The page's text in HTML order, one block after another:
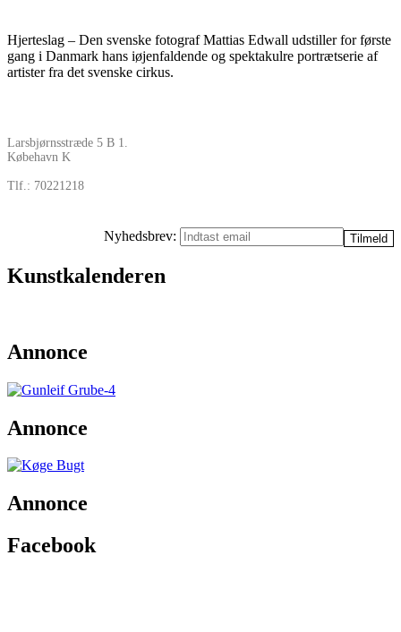
Hjerteslag – Den svenske fotograf Mattias Edwall udstiller for første
gang i Danmark hans iøjenfaldende og spektakulre portrætserie af
artister fra det svenske cirkus.
Larsbjørnsstræde 5 B 1.
Købehavn K
Tlf.: 70221218
Nyhedsbrev:
Kunstkalenderen
Annonce
Annonce
Annonce
Facebook